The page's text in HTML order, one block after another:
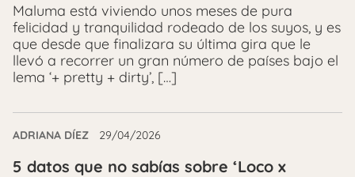
Maluma está viviendo unos meses de pura
felicidad y tranquilidad rodeado de los suyos, y es
que desde que finalizara su última gira que le
llevó a recorrer un gran número de países bajo el
lema ‘+ pretty + dirty’, […]
ADRIANA DÍEZ 29/04/2026
5 datos que no sabías sobre ‘Loco x